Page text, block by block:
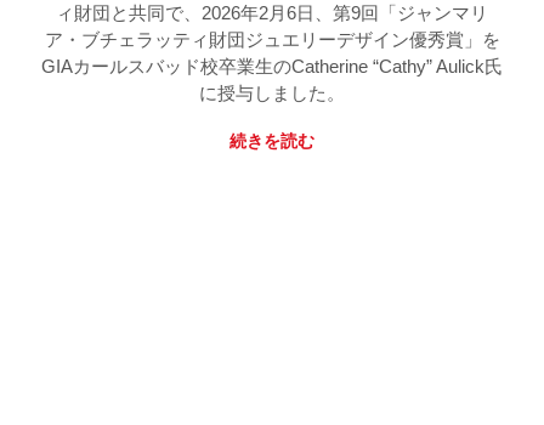
ィ財団と共同で、2026年2月6日、第9回「ジャンマリ
ア・ブチェラッティ財団ジュエリーデザイン優秀賞」を
GIAカールスバッド校卒業生のCatherine “Cathy” Aulick氏
に授与しました。
続きを読む